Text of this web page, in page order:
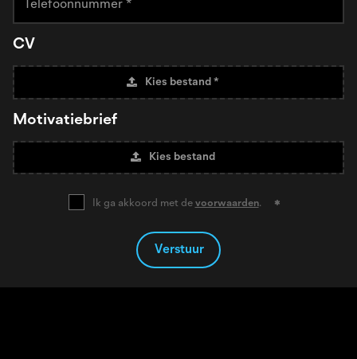
CV
Kies bestand *
Motivatiebrief
Kies bestand
Ik ga akkoord met de voorwaarden.
Verstuur